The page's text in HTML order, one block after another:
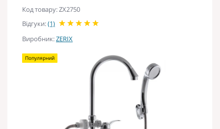
Код товару: ZX2750
Відгуки:(1)
Виробник:ZERIX
Популярний